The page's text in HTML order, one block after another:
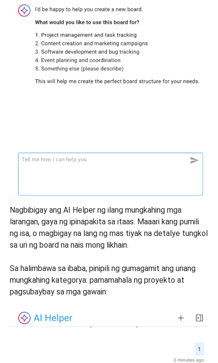
Nagbibigay ang AI Helper ng ilang mungkahing mga
larangan, gaya ng ipinapakita sa itaas. Maaari kang pumili
ng isa, o magbigay na lang ng mas tiyak na detalye tungkol
sa uri ng board na nais mong likhain.
Sa halimbawa sa ibaba, pinipili ng gumagamit ang unang
mungkahing kategorya: pamamahala ng proyekto at
pagsubaybay sa mga gawain: